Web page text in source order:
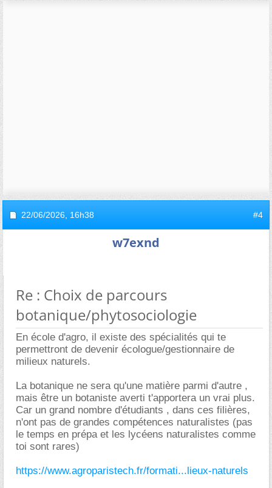
22/06/2026, 16h38 #4
w7exnd
Re : Choix de parcours
botanique/phytosociologie
En école d'agro, il existe des spécialités qui te
permettront de devenir écologue/gestionnaire de
milieux naturels.
La botanique ne sera qu'une matière parmi d'autre ,
mais être un botaniste averti t'apportera un vrai plus.
Car un grand nombre d'étudiants , dans ces filières,
n'ont pas de grandes compétences naturalistes (pas
le temps en prépa et les lycéens naturalistes comme
toi sont rares)
https://www.agroparistech.fr/formati...lieux-naturels